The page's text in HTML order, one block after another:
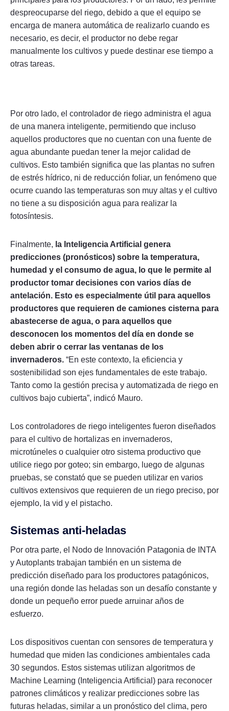
despreocuparse del riego, debido a que el equipo se
encarga de manera automática de realizarlo cuando es
necesario, es decir, el productor no debe regar
manualmente los cultivos y puede destinar ese tiempo a
otras tareas.
Por otro lado, el controlador de riego administra el agua
de una manera inteligente, permitiendo que incluso
aquellos productores que no cuentan con una fuente de
agua abundante puedan tener la mejor calidad de
cultivos. Esto también significa que las plantas no sufren
de estrés hídrico, ni de reducción foliar, un fenómeno que
ocurre cuando las temperaturas son muy altas y el cultivo
no tiene a su disposición agua para realizar la
fotosíntesis.
Finalmente, la Inteligencia Artificial genera
predicciones (pronósticos) sobre la temperatura,
humedad y el consumo de agua, lo que le permite al
productor tomar decisiones con varios días de
antelación. Esto es especialmente útil para aquellos
productores que requieren de camiones cisterna para
abastecerse de agua, o para aquellos que
desconocen los momentos del día en donde se
deben abrir o cerrar las ventanas de los
invernaderos. “En este contexto, la eficiencia y
sostenibilidad son ejes fundamentales de este trabajo.
Tanto como la gestión precisa y automatizada de riego en
cultivos bajo cubierta”, indicó Mauro.
Los controladores de riego inteligentes fueron diseñados
para el cultivo de hortalizas en invernaderos,
microtúneles o cualquier otro sistema productivo que
utilice riego por goteo; sin embargo, luego de algunas
pruebas, se constató que se pueden utilizar en varios
cultivos extensivos que requieren de un riego preciso, por
ejemplo, la vid y el pistacho.
Sistemas anti-heladas
Por otra parte, el Nodo de Innovación Patagonia de INTA
y Autoplants trabajan también en un sistema de
predicción diseñado para los productores patagónicos,
una región donde las heladas son un desafío constante y
donde un pequeño error puede arruinar años de
esfuerzo.
Los dispositivos cuentan con sensores de temperatura y
humedad que miden las condiciones ambientales cada
30 segundos. Estos sistemas utilizan algoritmos de
Machine Learning (Inteligencia Artificial) para reconocer
patrones climáticos y realizar predicciones sobre las
futuras heladas, similar a un pronóstico del clima, pero